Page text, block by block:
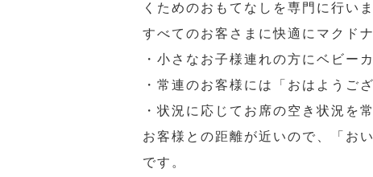
くためのおもてなしを専門に行い
すべてのお客さまに快適にマクド
・小さなお子様連れの方にベビー
・常連のお客様には「おはようご
・状況に応じてお席の空き状況
お客様との距離が近いので、「お
です。